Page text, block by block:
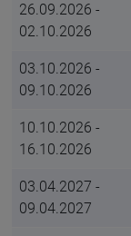
26.09.2026 -
02.10.2026
03.10.2026 -
09.10.2026
10.10.2026 -
16.10.2026
03.04.2027 -
09.04.2027